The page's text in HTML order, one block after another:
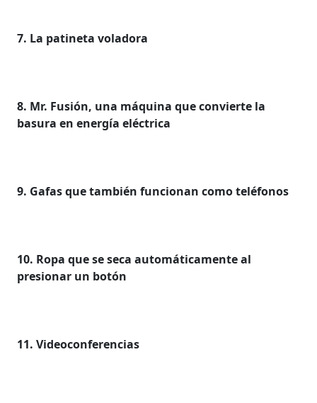
7. La patineta voladora
8. Mr. Fusión, una máquina que convierte la
basura en energía eléctrica
9. Gafas que también funcionan como teléfonos
10. Ropa que se seca automáticamente al
presionar un botón
11. Videoconferencias